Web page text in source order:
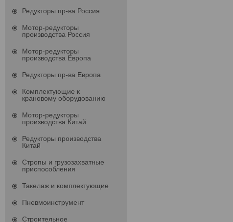
Редукторы пр-ва Россия
Мотор-редукторы
производства Россия
Мотор-редукторы
производства Европа
Редукторы пр-ва Европа
Комплектующие к
крановому оборудованию
Мотор-редукторы
производства Китай
Редукторы производства
Китай
Стропы и грузозахватные
приспособления
Такелаж и комплектующие
Пневмоинструмент
Строительное